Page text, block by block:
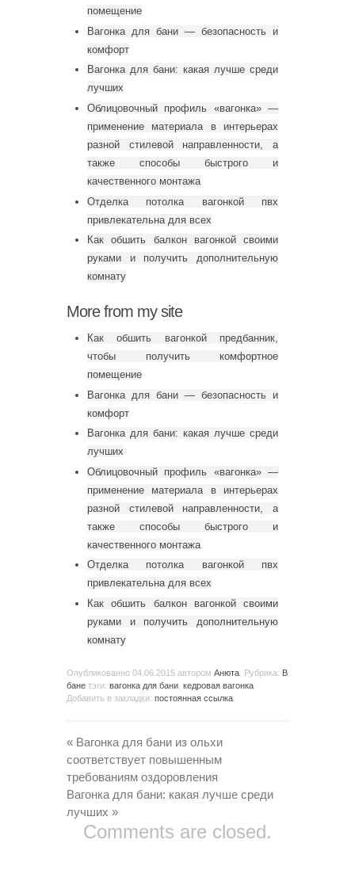
помещение
Вагонка для бани — безопасность и
комфорт
Вагонка для бани: какая лучше среди
лучших
Облицовочный профиль «вагонка» —
применение материала в интерьерах
разной стилевой направленности, а
также способы быстрого и
качественного монтажа
Отделка потолка вагонкой пвх
привлекательна для всех
Как обшить балкон вагонкой своими
руками и получить дополнительную
комнату
More from my site
Как обшить вагонкой предбанник,
чтобы получить комфортное
помещение
Вагонка для бани — безопасность и
комфорт
Вагонка для бани: какая лучше среди
лучших
Облицовочный профиль «вагонка» —
применение материала в интерьерах
разной стилевой направленности, а
также способы быстрого и
качественного монтажа
Отделка потолка вагонкой пвх
привлекательна для всех
Как обшить балкон вагонкой своими
руками и получить дополнительную
комнату
Опубликованно 04.06.2015 автором Анюта . Рубрика: В
бане тэги: вагонка для бани кедровая вагонка
Добавить в закладки: постоянная ссылка
« Вагонка для бани из ольхи
соответствует повышенным
требованиям оздоровления
Вагонка для бани: какая лучше среди
лучших »
Comments are closed.